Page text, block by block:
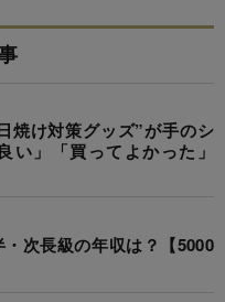
焼け対策グッズ”が手のシ
い」「買ってよかった」
次長級の年収は？【5000